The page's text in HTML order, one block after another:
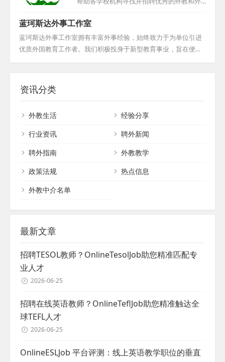
仅提供外教资源，还负责代办相关用工手
续，为企业合法聘用外籍人士提供一站式解
决方案。我们致力于助力您的企业加速“国际
化”进程，竭诚为您提供专业、高效的服
籍员工。他们深知人才对于机构发展的重要
性，因此始终保持着严谨、专业的态度，力
求为合作伙伴提供最合适的人选。此外，该
工作室还定期举办国外高校招聘会，为求职
蓝珂斯达外事工作室
蓝珂斯达外事工作室拥有丰富外事经验，始终致力于为单位引进
优质外国教育工作者。我们积极投身于新型教育事业，旨在便利
资讯分类
外教生活
经验分享
行业资讯
聘外新闻
聘外指南
外教教学
政策法规
热点信息
外教中介名单
最新文章
招聘TESOL教师？OnlineTesolJob助您精准匹配专
业人才
2026-06-25
招聘在线英语教师？OnlineTeflJob助您精准触达全
球TEFL人才
2026-06-25
OnlineESLJob 平台评测：线上英语教学职位的垂直